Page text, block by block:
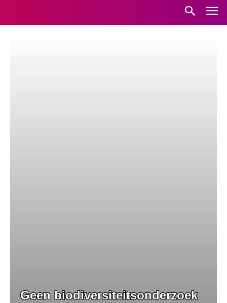
Geen biodiversiteitsonderzoek